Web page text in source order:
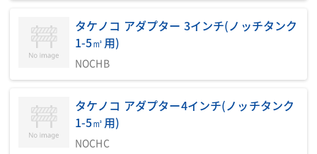
タケノコ アダプター 3インチ(ノッチタンク
1-5㎥用)
NOCHB
タケノコ アダプター4インチ(ノッチタンク
1-5㎥用)
NOCHC